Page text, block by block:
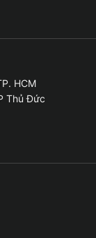
HCM
Thủ Đức